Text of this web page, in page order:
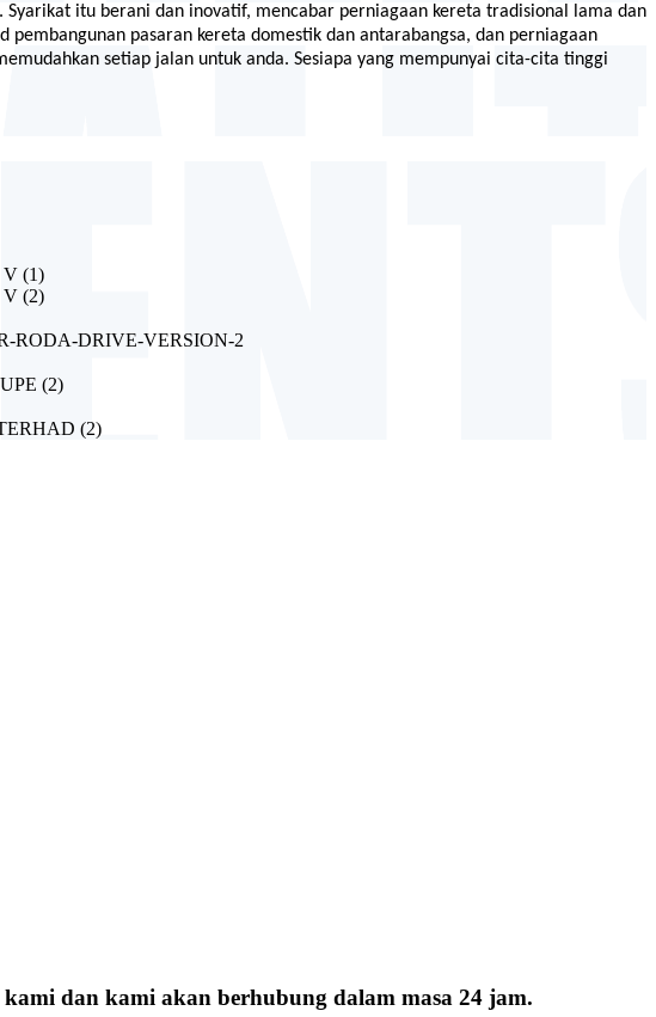
itu berani dan inovatif, mencabar perniagaan kereta tradisional lama dan
pasaran kereta domestik dan antarabangsa, dan perniagaan
setiap jalan untuk anda. Sesiapa yang mempunyai cita-cita tinggi
dan kami akan berhubung dalam masa 24 jam.